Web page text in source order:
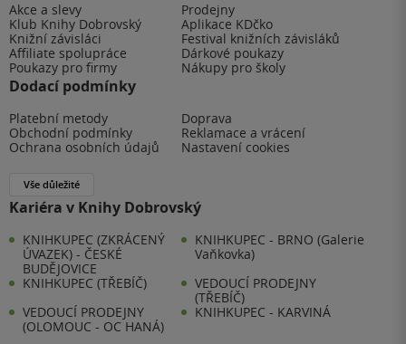
Akce a slevy
Prodejny
Klub Knihy Dobrovský
Aplikace KDčko
Knižní závisláci
Festival knižních závisláků
Affiliate spolupráce
Dárkové poukazy
Poukazy pro firmy
Nákupy pro školy
Dodací podmínky
Platební metody
Doprava
Obchodní podmínky
Reklamace a vrácení
Ochrana osobních údajů
Nastavení cookies
Vše důležité
Kariéra v Knihy Dobrovský
KNIHKUPEC (ZKRÁCENÝ
ÚVAZEK) - ČESKÉ
BUDĚJOVICE
KNIHKUPEC - BRNO (Galerie
Vaňkovka)
KNIHKUPEC (TŘEBÍČ)
VEDOUCÍ PRODEJNY
(TŘEBÍČ)
VEDOUCÍ PRODEJNY
(OLOMOUC - OC HANÁ)
KNIHKUPEC - KARVINÁ